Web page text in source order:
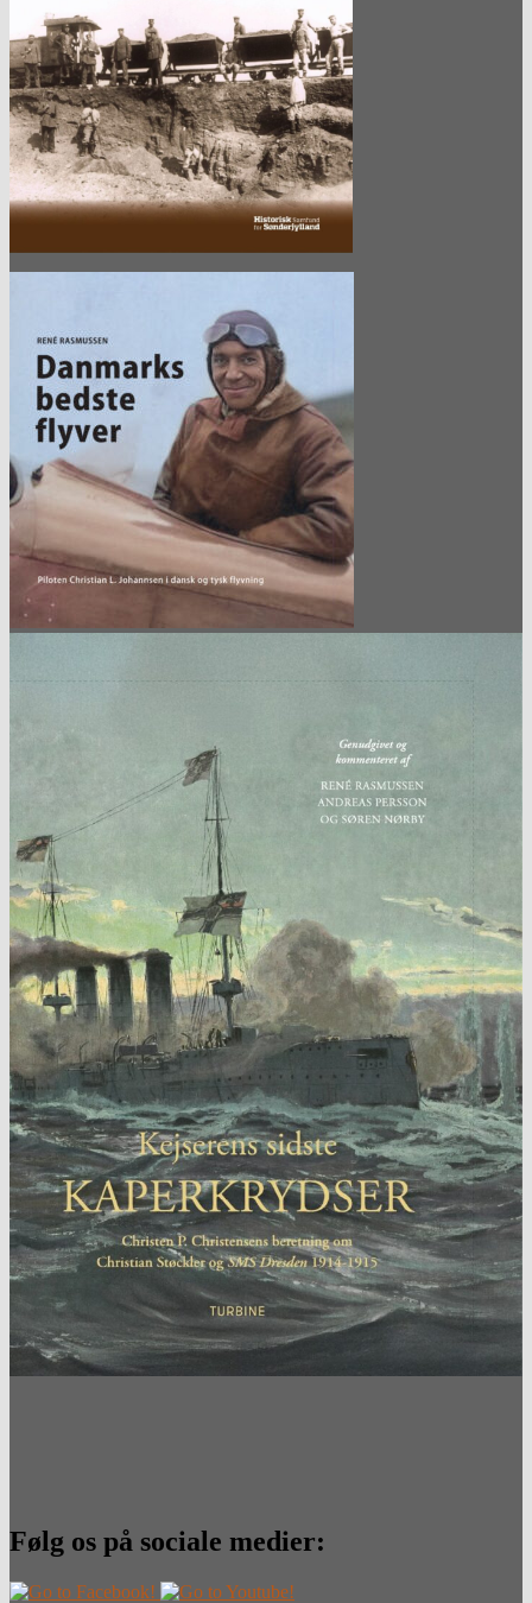
Følg os på sociale medier: